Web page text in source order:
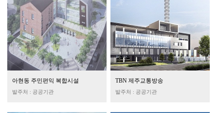
아현동 주민편익 복합시설
발주처 : 공공기관
TBN 제주교통방송
발주처 : 공공기관